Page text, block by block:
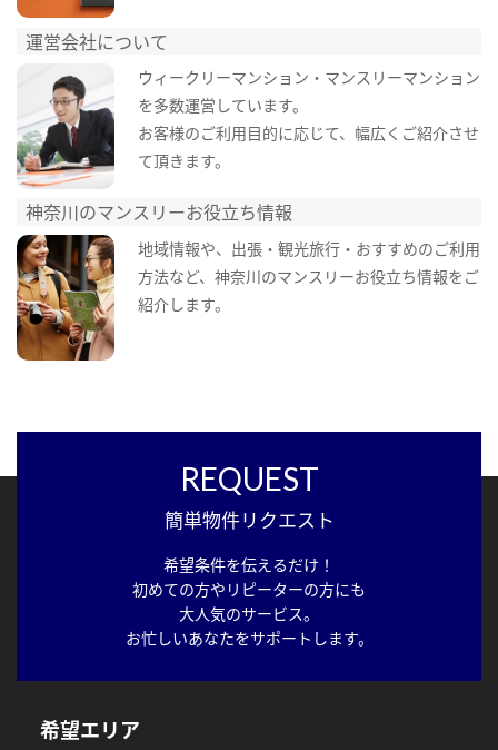
運営会社について
ウィークリーマンション・マンスリーマンション
を多数運営しています。
お客様のご利用目的に応じて、幅広くご紹介させ
て頂きます。
神奈川のマンスリーお役立ち情報
地域情報や、出張・観光旅行・おすすめのご利用
方法など、神奈川のマンスリーお役立ち情報をご
紹介します。
REQUEST
簡単物件リクエスト
希望条件を伝えるだけ！
初めての方やリピーターの方にも
大人気のサービス。
お忙しいあなたをサポートします。
希望エリア